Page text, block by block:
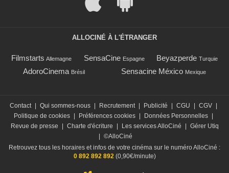
ALLOCINÉ À L'ÉTRANGER
Filmstarts Allemagne SensaCine Espagne Beyazperde Turquie
AdoroCinema Brésil Sensacine México Mexique
Contact Qui sommes-nous Recrutement Publicité CGU CGV
Politique de cookies
Préférences cookies Données Personnelles
Revue de presse
Charte d'écriture Les services AlloCiné
Gérer Utiq
©AlloCiné
Retrouvez tous les horaires et infos de votre cinéma sur le numéro AlloCiné :
0 892 892 892(0,90€/minute)